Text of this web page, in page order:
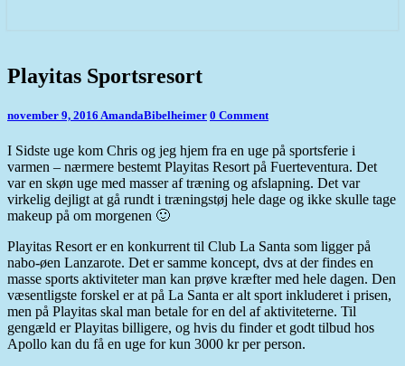
Playitas
Sportsresort
Playitas Sportsresort
november 9, 2016 AmandaBibelheimer Comments
0 Comment
I Sidste uge kom Chris og jeg hjem fra en uge på sportsferie i
varmen – nærmere bestemt Playitas Resort på Fuerteventura. Det
var en skøn uge med masser af træning og afslapning. Det var
virkelig dejligt at gå rundt i træningstøj hele dage og ikke skulle tage
makeup på om morgenen 🙂
Playitas Resort er en konkurrent til Club La Santa som ligger på
nabo-øen Lanzarote. Det er samme koncept, dvs at der findes en
masse sports aktiviteter man kan prøve kræfter med hele dagen. Den
væsentligste forskel er at på La Santa er alt sport inkluderet i prisen,
men på Playitas skal man betale for en del af aktiviteterne. Til
gengæld er Playitas billigere, og hvis du finder et godt tilbud hos
Apollo kan du få en uge for kun 3000 kr per person.